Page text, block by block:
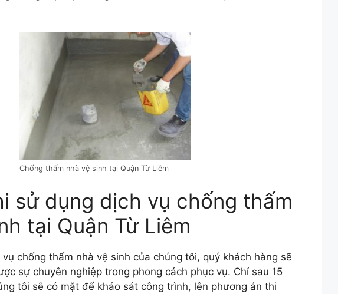
Chống thấm nhà vệ sinh tại Quận Từ Liêm
sử dụng dịch vụ chống thấm
tại Quận Từ Liêm
chống thấm nhà vệ sinh của chúng tôi, quý khách hàng sẽ
sự chuyên nghiệp trong phong cách phục vụ. Chỉ sau 15
tôi sẽ có mặt để khảo sát công trình, lên phương án thi